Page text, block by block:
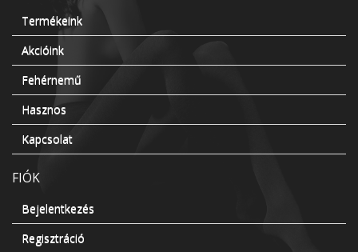
Termékeink
Akcióink
Fehérnemű
Hasznos
Kapcsolat
FIÓK
Bejelentkezés
Regisztráció